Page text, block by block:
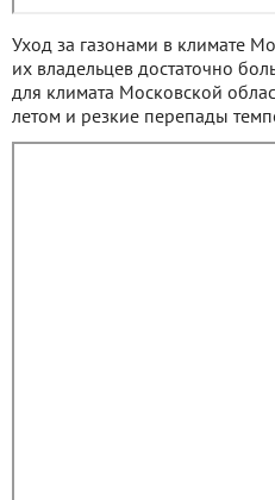
Уход за газонами в климате
их владельцев достаточно
для климата Московской
летом и резкие перепады